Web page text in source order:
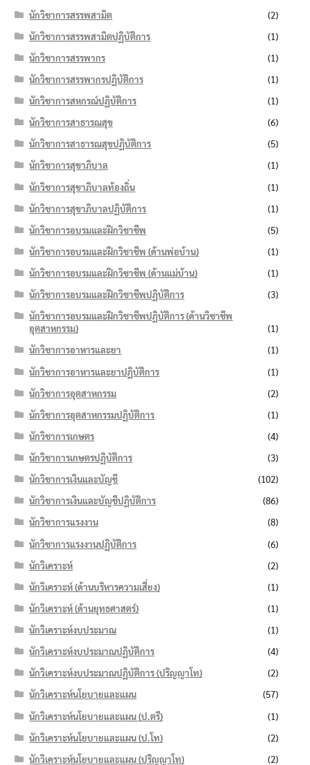
นักวิชาการสรรพสามิต
(2)
นักวิชาการสรรพสามิตปฏิบัติการ
(1)
นักวิชาการสรรพากร
(1)
นักวิชาการสรรพากรปฏิบัติการ
(1)
นักวิชาการสหกรณ์ปฏิบัติการ
(1)
นักวิชาการสาธารณสุข
(6)
นักวิชาการสาธารณสุขปฏิบัติการ
(5)
นักวิชาการสุขาภิบาล
(1)
นักวิชาการสุขาภิบาลท้องถิ่น
(1)
นักวิชาการสุขาภิบาลปฏิบัติการ
(1)
นักวิชาการอบรมและฝึกวิชาชีพ
(5)
นักวิชาการอบรมและฝึกวิชาชีพ (ด้านพ่อบ้าน)
(1)
นักวิชาการอบรมและฝึกวิชาชีพ (ด้านแม่บ้าน)
(1)
นักวิชาการอบรมและฝึกวิชาชีพปฏิบัติการ
(3)
นักวิชาการอบรมและฝึกวิชาชีพปฏิบัติการ (ด้านวิชาชีพ
อุตสาหกรรม)
(1)
นักวิชาการอาหารและยา
(1)
นักวิชาการอาหารและยาปฏิบัติการ
(1)
นักวิชาการอุตสาหกรรม
(2)
นักวิชาการอุตสาหกรรมปฏิบัติการ
(1)
นักวิชาการเกษตร
(4)
นักวิชาการเกษตรปฏิบัติการ
(3)
นักวิชาการเงินและบัญชี
(102)
นักวิชาการเงินและบัญชีปฏิบัติการ
(86)
นักวิชาการแรงงาน
(8)
นักวิชาการแรงงานปฏิบัติการ
(6)
นักวิเคราะห์
(2)
นักวิเคราะห์ (ด้านบริหารความเสี่ยง)
(1)
นักวิเคราะห์ (ด้านยุทธศาสตร์)
(1)
นักวิเคราะห์งบประมาณ
(1)
นักวิเคราะห์งบประมาณปฏิบัติการ
(4)
นักวิเคราะห์งบประมาณปฏิบัติการ (ปริญญาโท)
(2)
นักวิเคราะห์นโยบายและแผน
(57)
นักวิเคราะห์นโยบายและแผน (ป.ตรี)
(1)
นักวิเคราะห์นโยบายและแผน (ป.โท)
(2)
นักวิเคราะห์นโยบายและแผน (ปริญญาโท)
(2)